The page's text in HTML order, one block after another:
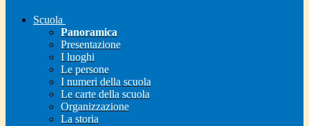
Scuola
Panoramica
Presentazione
I luoghi
Le persone
I numeri della scuola
Le carte della scuola
Organizzazione
La storia